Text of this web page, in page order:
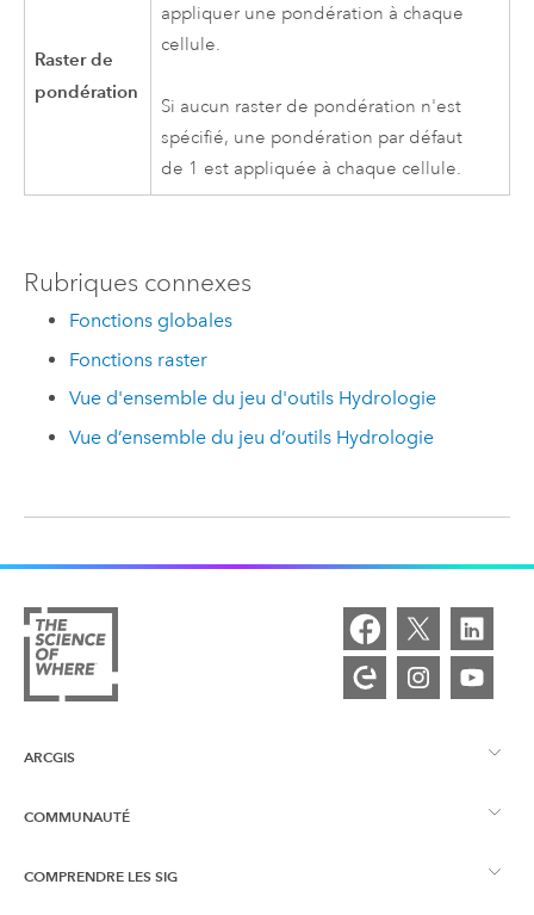
Raster de
pondération
appliquer une pondération à chaque
cellule.
Si aucun raster de pondération n'est
spécifié, une pondération par défaut
de 1 est appliquée à chaque cellule.
Rubriques connexes
Fonctions globales
Fonctions raster
Vue d'ensemble du jeu d'outils Hydrologie
Vue d’ensemble du jeu d’outils Hydrologie
ARCGIS
Vue d’ensemble d’ArcGIS
COMMUNAUTÉ
Esri Community
COMPRENDRE LES SIG